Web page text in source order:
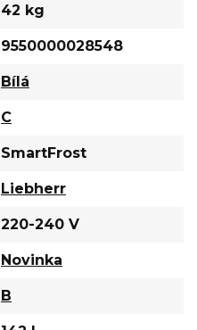
42 kg
9550000028548
Bílá
C
SmartFrost
Liebherr
220-240 V
Novinka
B